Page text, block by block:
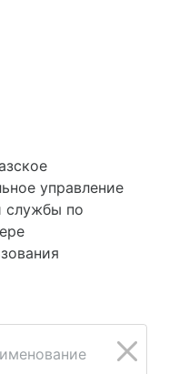
управление
службы по